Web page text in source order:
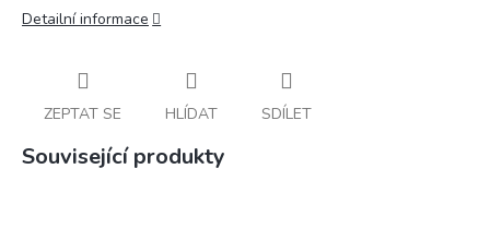
Detailní informace
ZEPTAT SE HLÍDAT SDÍLET
Související produkty